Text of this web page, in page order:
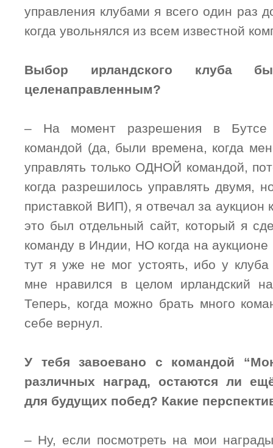
управления клубами я всего один раз
когда увольнялся из всем известной
Выбор ирландского клуба
целенаправленным?
– На момент разрешения в Бутсе
командой (да, были времена, когда
управлять только ОДНОЙ командой,
когда разрешилось управлять двумя,
приставкой ВИП), я отвечал за аукцион
это был отдельный сайт, который я
команду в Индии, НО когда на
тут я уже не мог устоять, ибо у
мне нравился в целом ирландский
Теперь, когда можно брать много
себе вернул.
У тебя завоевано с командой
различных наград, остаются ли
для будущих побед? Какие
– Ну, если посмотреть на мои